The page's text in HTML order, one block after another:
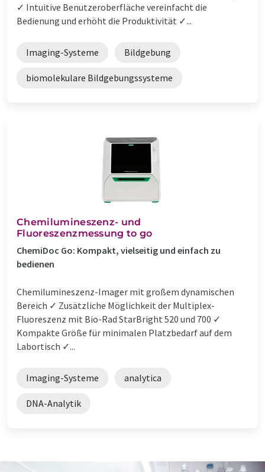
✓ Intuitive Benutzeroberfläche vereinfacht die
Bedienung und erhöht die Produktivität ✓...
Imaging-Systeme Bildgebung
biomolekulare Bildgebungssysteme
Chemilumineszenz- und
Fluoreszenzmessung to go
ChemiDoc Go: Kompakt, vielseitig und einfach zu
bedienen
Chemilumineszenz-Imager mit großem dynamischen
Bereich ✓ Zusätzliche Möglichkeit der Multiplex-
Fluoreszenz mit Bio-Rad StarBright 520 und 700 ✓
Kompakte Größe für minimalen Platzbedarf auf dem
Labortisch ✓...
Imaging-Systeme analytica
DNA-Analytik